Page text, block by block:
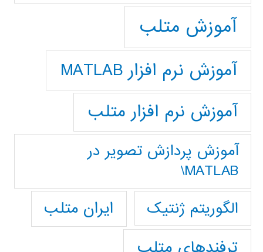
آموزش متلب
آموزش نرم افزار MATLAB
آموزش نرم افزار متلب
آموزش پردازش تصوير در
MATLAB\
الگوریتم ژنتیک
ایران متلب